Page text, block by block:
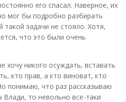
его спасал. Наверное, их
мог бы подробно разбирать
такой задачи не стояло. Хотя,
что это были очень
хочу никого осуждать, вставать
кто прав, а кто виноват, кто
понимаю, что раз рассказываю
то невольно все-таки